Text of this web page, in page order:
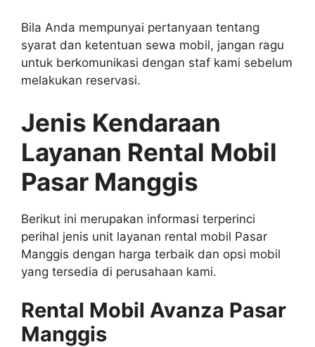
Bila Anda mempunyai pertanyaan tentang
syarat dan ketentuan sewa mobil, jangan ragu
untuk berkomunikasi dengan staf kami sebelum
melakukan reservasi.
Jenis Kendaraan
Layanan Rental Mobil
Pasar Manggis
Berikut ini merupakan informasi terperinci
perihal jenis unit layanan rental mobil Pasar
Manggis dengan harga terbaik dan opsi mobil
yang tersedia di perusahaan kami.
Rental Mobil Avanza Pasar
Manggis